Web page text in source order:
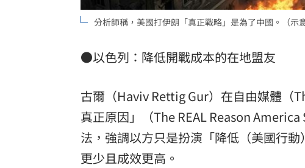
分析師稱，美國打伊朗「真正戰略」是為了中國。（示
●以色列：降低開戰成本的在地盟友
古爾（Haviv Rettig Gur）在自由媒體（
真正原因」（The REAL Reason
法，強調以方只是扮演「降低（美國行
更少且成效更高。